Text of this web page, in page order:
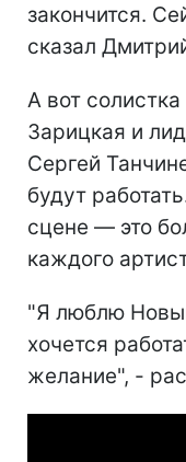
закончится.
сказал
А вот
Зарицкая и
Сергей
будут
сцене — это
каждого
"Я люблю
хочется
желание", -